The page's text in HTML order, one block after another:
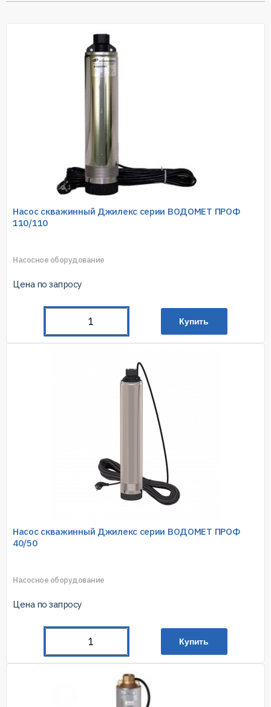
Насос скважинный Джилекс серии ВОДОМЕТ ПРОФ
110/110
Насосное оборудование
Цена по запросу
Купить
Насос скважинный Джилекс серии ВОДОМЕТ ПРОФ
40/50
Насосное оборудование
Цена по запросу
Купить